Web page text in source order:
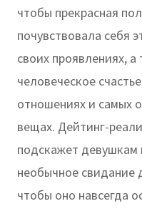
чтобы прекрасная
почувствовала себя
своих проявлениях,
человеческое
отношениях и самых
вещах. Дейтинг-
подскажет девушкам
необычное свидание
чтобы оно навсегда